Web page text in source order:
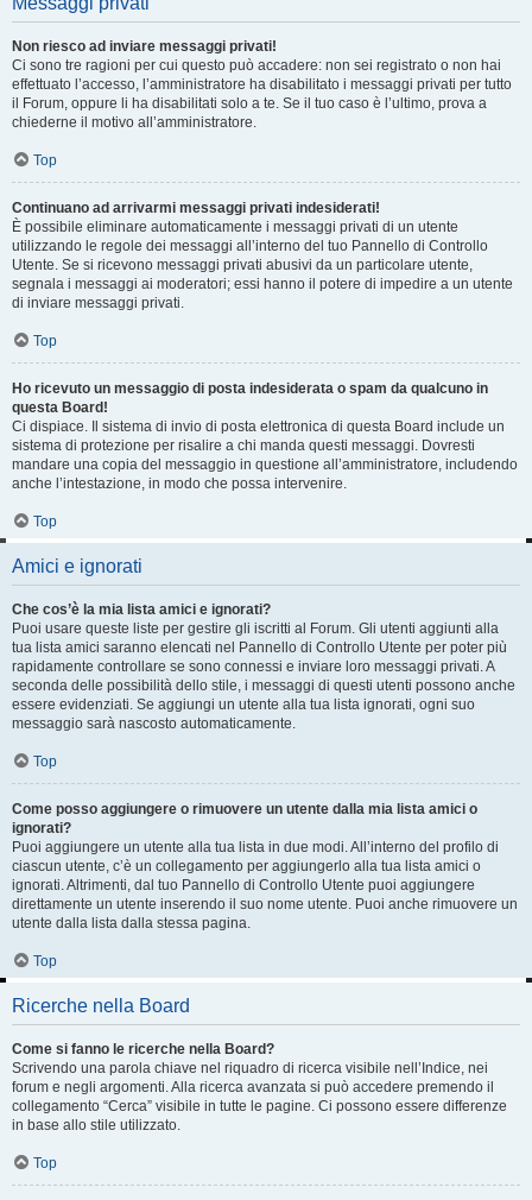
Non riesco ad inviare messaggi privati!
Ci sono tre ragioni per cui questo può accadere: non sei registrato o non hai
effettuato l’accesso, l’amministratore ha disabilitato i messaggi privati per tutto
il Forum, oppure li ha disabilitati solo a te. Se il tuo caso è l’ultimo, prova a
chiederne il motivo all’amministratore.
Top
Continuano ad arrivarmi messaggi privati indesiderati!
È possibile eliminare automaticamente i messaggi privati ​​di un utente
utilizzando le regole dei messaggi all’interno del tuo Pannello di Controllo
Utente. Se si ricevono messaggi privati ​​abusivi da un particolare utente,
segnala i messaggi ai moderatori; essi hanno il potere di impedire a un utente
di inviare messaggi privati​​.
Top
Ho ricevuto un messaggio di posta indesiderata o spam da qualcuno in
questa Board!
Ci dispiace. Il sistema di invio di posta elettronica di questa Board include un
sistema di protezione per risalire a chi manda questi messaggi. Dovresti
mandare una copia del messaggio in questione all’amministratore, includendo
anche l’intestazione, in modo che possa intervenire.
Top
Amici e ignorati
Che cos’è la mia lista amici e ignorati?
Puoi usare queste liste per gestire gli iscritti al Forum. Gli utenti aggiunti alla
tua lista amici saranno elencati nel Pannello di Controllo Utente per poter più
rapidamente controllare se sono connessi e inviare loro messaggi privati. A
seconda delle possibilità dello stile, i messaggi di questi utenti possono anche
essere evidenziati. Se aggiungi un utente alla tua lista ignorati, ogni suo
messaggio sarà nascosto automaticamente.
Top
Come posso aggiungere o rimuovere un utente dalla mia lista amici o
ignorati?
Puoi aggiungere un utente alla tua lista in due modi. All’interno del profilo di
ciascun utente, c’è un collegamento per aggiungerlo alla tua lista amici o
ignorati. Altrimenti, dal tuo Pannello di Controllo Utente puoi aggiungere
direttamente un utente inserendo il suo nome utente. Puoi anche rimuovere un
utente dalla lista dalla stessa pagina.
Top
Ricerche nella Board
Come si fanno le ricerche nella Board?
Scrivendo una parola chiave nel riquadro di ricerca visibile nell’Indice, nei
forum e negli argomenti. Alla ricerca avanzata si può accedere premendo il
collegamento “Cerca” visibile in tutte le pagine. Ci possono essere differenze
in base allo stile utilizzato.
Top